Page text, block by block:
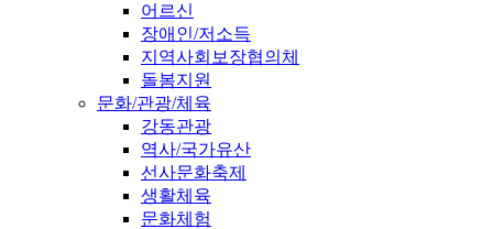
어르신
장애인/저소득
지역사회보장협의체
돌봄지원
문화/관광/체육
강동관광
역사/국가유산
선사문화축제
생활체육
문화체험